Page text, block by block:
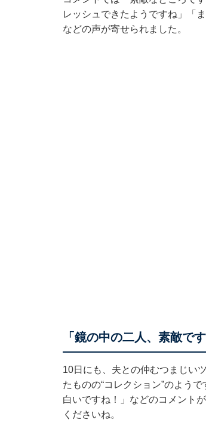
レッシュできたようですね」「
などの声が寄せられました。
「鏡の中の二人、素敵です
10日にも、夫との仲むつまじい
たものの“コレクション”のよう
白いですね！」などのコメント
くださいね。